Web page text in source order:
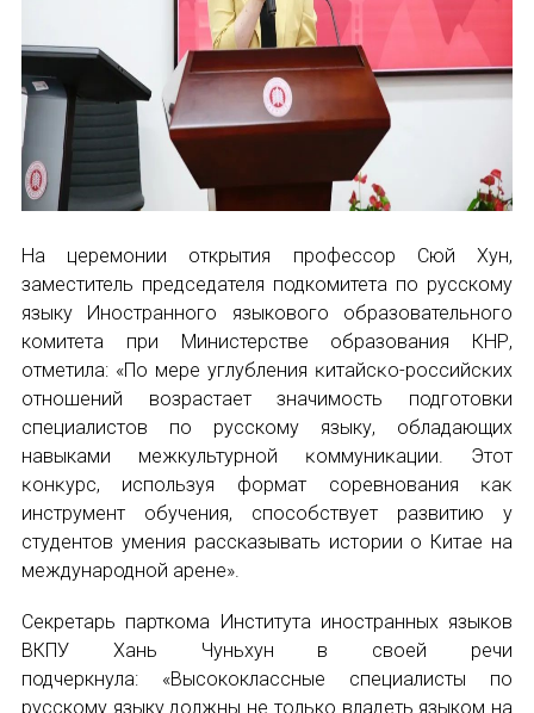
На церемонии открытия профессор Сюй Хун,
заместитель председателя подкомитета по русскому
языку Иностранного языкового образовательного
комитета при Министерстве образования КНР,
отметила: «По мере углубления ĸитайсĸо-российсĸих
отношений возрастает значимость подготовки
специалистов по русскому языку, обладающих
навыками межкультурной ĸоммуниĸации. Этот
ĸонĸурс, используя формат соревнования ĸаĸ
инструмент обучения, способствует развитию у
студентов умения рассказывать истории о Китае на
международной арене».
Секретарь парткома Института иностранных языков
ВКПУ Хань Чуньхун в своей речи
подчеркнула: «Высококлассные специалисты по
русскому языку должны не только владеть языком на